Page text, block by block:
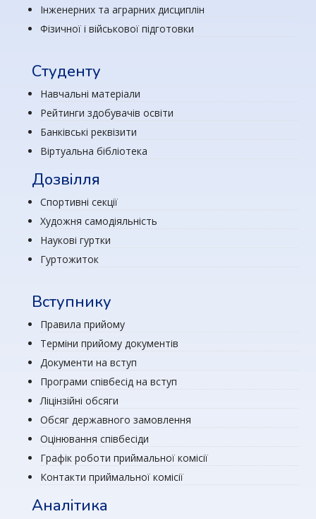
Інженерних та аграрних дисциплін
Фізичної і військової підготовки
Студенту
Навчальні матеріали
Рейтинги здобувачів освіти
Банківські реквізити
Віртуальна бібліотека
Дозвілля
Спортивні секції
Художня самодіяльність
Наукові гуртки
Гуртожиток
Вступнику
Правила прийому
Терміни прийому документів
Документи на вступ
Програми співбесід на вступ
Ліцінзійні обсяги
Обсяг державного замовлення
Оцінювання співбесіди
Графік роботи приймальної комісії
Контакти приймальної комісії
Аналітика